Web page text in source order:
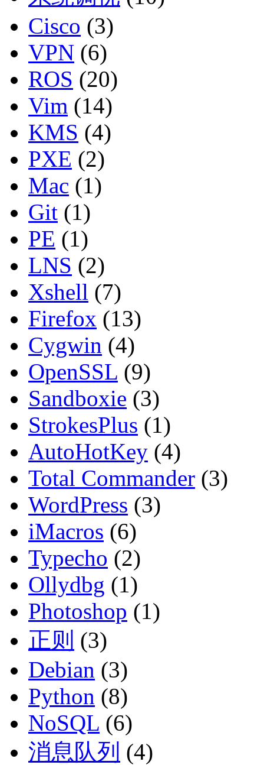
Cisco (3)
VPN (6)
ROS (20)
Vim (14)
KMS (4)
PXE (2)
Mac (1)
Git (1)
PE (1)
LNS (2)
Xshell (7)
Firefox (13)
Cygwin (4)
OpenSSL (9)
Sandboxie (3)
StrokesPlus (1)
AutoHotKey (4)
Total Commander (3)
WordPress (3)
iMacros (6)
Typecho (2)
Ollydbg (1)
Photoshop (1)
正则 (3)
Debian (3)
Python (8)
NoSQL (6)
消息队列 (4)